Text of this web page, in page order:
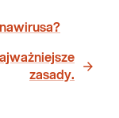
zasady.